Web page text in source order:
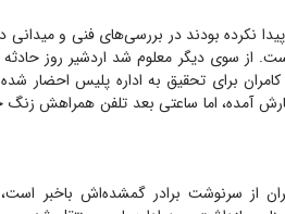
نکرده بودند در بررسی‌های فنی و میدانی
از سوی دیگر معلوم شد اردشیر روز
کامران برای تحقیق به اداره پلیس احضار
آمده، اما ساعتی بعد تلفن همراهش زنگ
از سرنوشت برادر گمشده‌اش باخبر است،